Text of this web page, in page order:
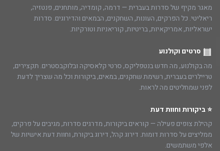
מאגר מקיף של סדרות בעברית — דרמה, קומדיה, מותחנים, פנטזיה,
ריאליטי. כל הפרקים, העונות, השחקנים, הבמאים והדירוגים. סדרות
ישראליות, אמריקאיות, בריטיות, קוריאניות וטורקיות.
סרטים וקולנוע
מה בקולנוע, מה חדש בנטפליקס, סרטי קלאסיקה ובלוקבסטרים. תקצירים,
טריילרים בעברית, רשימת שחקנים, במאים, ביקורות וכל מה שצריך לדעת
לפני שמחליטים מה לראות.
⭐ ביקורות וחוות דעת
קהילת צופים פעילה — קוראים ביקורות, מדרגים סדרות, מגיבים על פרקים,
ממליצים על סדרות דומות. דירוג קהל, דירוג ביקורת, וחוות דעת אישיות של
אלפי משתמשים.